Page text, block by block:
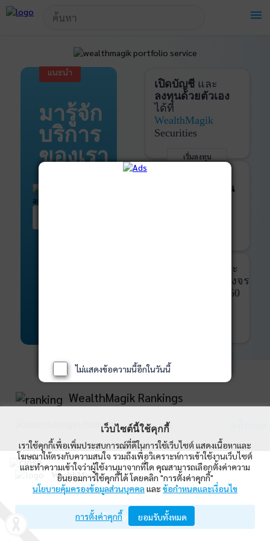
menu
แนะนำ
มารู้จัก
บริการ
ของเรา
เปิดบัญชีและ
ลงทุนด้วยตัวเอง
ได้ที่
WealthMagik
Securities
เริ่มลงทุน
ติดตามการลงทุน
และ
ที่ครบวงจร
360
WealthMagik Rankings
Top Returns
WealthMagik
Wealth Management System Limited
เปิดด้วยแอป WealthMagik
!-- Start Advertise -->
ไม่แสดงข้อความนี้อีกในวันนี้
เว็บไซต์นี้ใช้คุกกี้
เราใช้คุกกี้เพื่อเพิ่มประสบการณ์ที่ดีในการใช้เว็บไซต์ แสดงเนื้อหาและ
โฆษณาให้ตรงกับความสนใจ รวมถึงเพื่อวิเคราะห์การเข้าใช้งานเว็บไซต์
และทำความเข้าใจว่าผู้ใช้งานมาจากที่ใด คุณสามารถเลือกตั้งค่าความ
ยินยอมการใช้คุกกี้ได้ โดยคลิก "การตั้งค่าคุกกี้"
นโยบายคุ้มครองข้อมูลส่วนบุคคลและ ข้อกำหนดและเงื่อนไข
การตั้งค่าคุกกี้ ยอมรับทั้งหมด